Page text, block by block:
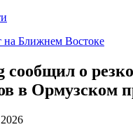
на Ближнем Востоке
сообщил о
в Ормузском